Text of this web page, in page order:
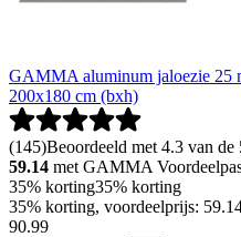
GAMMA aluminum jaloezie 25
200x180 cm (bxh)
(145)Beoordeeld met 4.3 van
59.14 met GAMMA
35% korting35% korting
35% korting, voordeelprijs:
90.99